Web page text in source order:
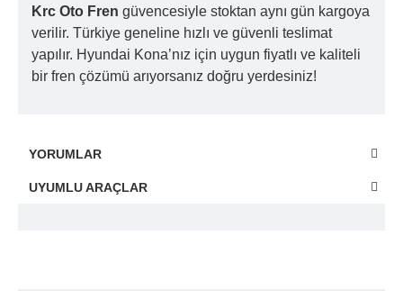
Krc Oto Fren güvencesiyle stoktan aynı gün kargoya
verilir. Türkiye geneline hızlı ve güvenli teslimat
yapılır. Hyundai Kona’nız için uygun fiyatlı ve kaliteli
bir fren çözümü arıyorsanız doğru yerdesiniz!
YORUMLAR
UYUMLU ARAÇLAR